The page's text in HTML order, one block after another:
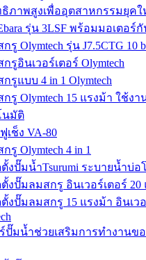
ภาพสูงเพื่ออุตสาหกรรมยุคใ
รุ่น 3LSF พร้อมมอเตอร์กั
รู Olymtech รุ่น J7.5CTG 10
รูอินเวอร์เตอร์ Olymtech
รูแบบ 4 in 1 Olymtech
รู Olymtech 15 แรงม้า ใช้ง
นมัติ
เช็ง VA-80
รู Olymtech 4 in 1
งปั๊มน้ำTsurumi ระบายน้ำบ่
งปั๊มลมสกรู อินเวอร์เตอร์ 20
งปั๊มลมสกรู 15 แรงม้า อินเว
ปั๊มน้ำช่วยเสริมการทำงานข